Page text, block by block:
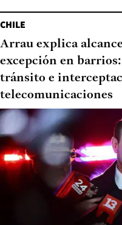
CHILE
Arrau explica
excepción en
tránsito e
telecomunicaciones